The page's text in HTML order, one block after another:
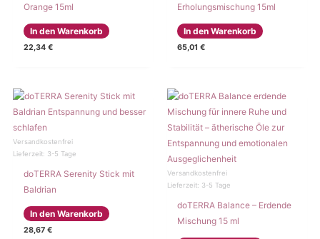
Orange 15ml
In den Warenkorb
22,34 €
Erholungsmischung 15ml
In den Warenkorb
65,01€
Versandkostenfrei
Lieferzeit: 3-5 Tage
doTERRA Serenity Stick mit
Baldrian
In den Warenkorb
28,67 €
Versandkostenfrei
Lieferzeit: 3-5 Tage
doTERRA Balance – Erdende
Mischung 15 ml